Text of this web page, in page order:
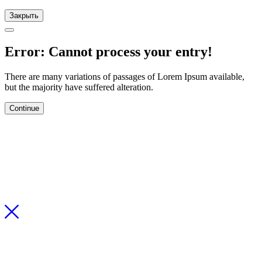
Закрыть
Error: Cannot process your entry!
There are many variations of passages of Lorem Ipsum available,
but the majority have suffered alteration.
Continue